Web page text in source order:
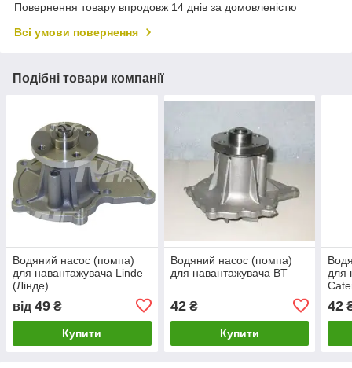
Повернення товару впродовж 14 днів за домовленістю
Всі умови повернення
Подібні товари компанії
Водяний насос (помпа)
для навантажувача Linde
(Лінде)
від 49 ₴
Купити
Водяний насос (помпа)
для навантажувача BT
42₴
Купити
для
42